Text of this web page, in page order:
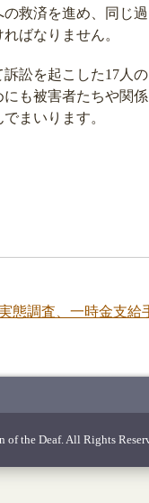
救済を進め、同じ
ばなりません。
訟を起こした17人
も被害者たちや関
まいります。
態調査、一時金支
of the Deaf. All Rights